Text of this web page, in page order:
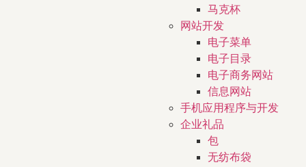
马克杯
网站开发
电子菜单
电子目录
电子商务网站
信息网站
手机应用程序与开发
企业礼品
包
无纺布袋